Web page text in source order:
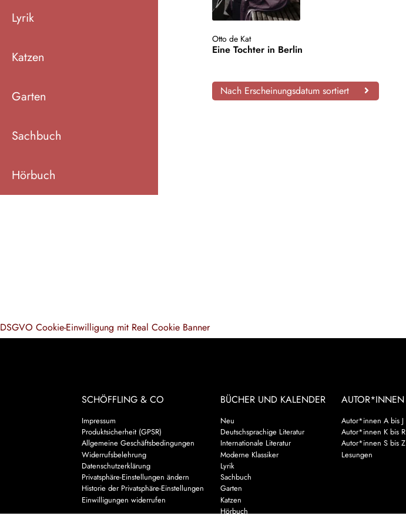
Lyrik
Katzen
Garten
Sachbuch
Hörbuch
Otto de Kat
Eine Tochter in Berlin
Nach Erscheinungsdatum sortiert
SCHÖFFLING & CO
Impressum
Produktsicherheit (GPSR)
Allgemeine Geschäftsbedingungen
Widerrufsbelehrung
Datenschutzerklärung
Privatsphäre-Einstellungen ändern
Historie der Privatsphäre-Einstellungen
Einwilligungen widerrufen
BÜCHER UND KALENDER
Neu
Deutschsprachige Literatur
Internationale Literatur
Moderne Klassiker
Lyrik
Sachbuch
Garten
Katzen
Hörbuch
AUTOR*INNEN
Autor*innen A bis J
Autor*innen K bis R
Autor*innen S bis Z
Lesungen
DSGVO Cookie-Einwilligung mit Real Cookie Banner